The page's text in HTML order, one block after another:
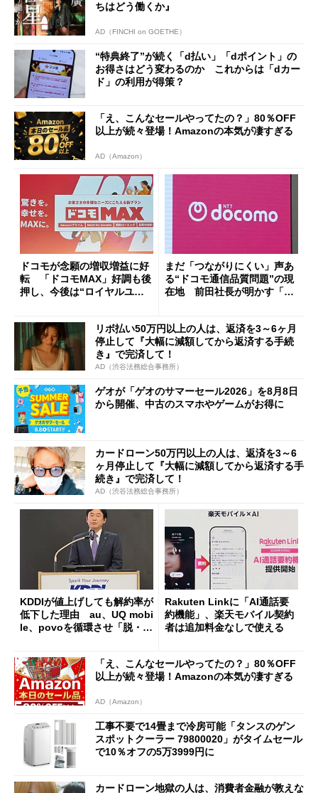
ちはどう働くか』
AD（FINCHI on GOETHE）
“特典終了”が続く「d払い」「dポイント」の
お得さはどう変わるのか これからは「dカー
ド」の利用が得策？
「え、こんなセールやってたの？」80％OFF
以上が続々登場！Amazonの本気が凄すぎる
AD（Amazon）
ドコモが念願の増収増益に好
転 「ドコモMAX」好調も後
押し、今後は“ロイヤルユー
まだ「つながりにくい」声あ
る“ドコモ通信品質問題”の現
在地 前田社長が明かす「道
リボ払い50万円以上の人は、返済を3～6ヶ月
停止して『大幅に減額してから返済する手続
き』で完済して！
AD（渋谷法務総合事務所）
ゲオが「ゲオのサマーセール2026」を8月8日
から開催、中古のスマホやゲームがお得に
カードローン50万円以上の人は、返済を3～6
ヶ月停止して『大幅に減額してから返済する手
続き』で完済して！
AD（渋谷法務総合事務所）
KDDIが値上げしても解約率が
低下した理由 au、UQ mobi
le、povoを循環させ「脱・販
Rakuten Linkに「AI通話要
約機能」、楽天モバイル契約
者は追加料金なしで使える
「え、こんなセールやってたの？」80％OFF
以上が続々登場！Amazonの本気が凄すぎる
AD（Amazon）
工事不要で14畳まで冷房可能「タンスのゲン
スポットクーラー 79800020」がタイムセール
で10％オフの5万3999円に
カードローン地獄の人は、消費者金融が教えな